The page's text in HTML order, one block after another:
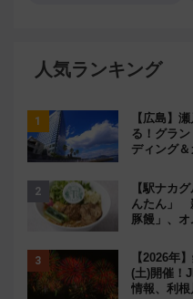
人気ランキング
【広島】
る！グラ
ディング
【駅ナカ
んたん」
豚饅」、
【2026年
(土)開催！
情報、利